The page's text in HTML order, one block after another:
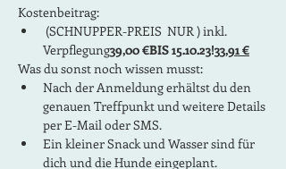
Kostenbeitrag:
(SCHNUPPER-PREIS NUR ) inkl.
Verpflegung39,00 €BIS 15.10.23!33,91 €
Was du sonst noch wissen musst:
Nach der Anmeldung erhältst du den
genauen Treffpunkt und weitere Details
per E-Mail oder SMS.
Ein kleiner Snack und Wasser sind für
dich und die Hunde eingeplant.